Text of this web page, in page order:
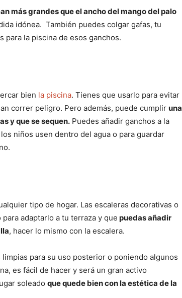
más grandes que el ancho del mango del palo
idónea. También puedes colgar gafas, tu
para la piscina de esos ganchos.
bien la piscina. Tienes que usarlo para evitar
correr peligro. Pero además, puede cumplir una
y que se sequen. Puedes añadir ganchos a la
niños usen dentro del agua o para guardar
tipo de hogar. Las escaleras decorativas o
adaptarlo a tu terraza y que puedas añadir
, hacer lo mismo con la escalera.
para su uso posterior o poniendo algunos
es fácil de hacer y será un gran activo
soleado que quede bien con la estética de la